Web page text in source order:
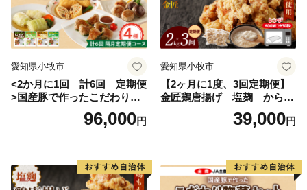
〒869-2401
熊本県阿蘇郡南小国町赤馬場1882-1
https://www.town.minamioguni.lg.jp/post_1.html
※メール・問合わせフォームでのお問合せは随時受け付
※営業時間外のお問合せは翌営日以降の対応となりま
愛知県小牧市
<2か月に1回 計6回 定期便
>国産豚で作ったこだわり惣
96,000円
愛知県小牧市
【2ヶ月に1度、3回定期便】
金匠鶏唐揚げ 塩麹 からあ
39,000円